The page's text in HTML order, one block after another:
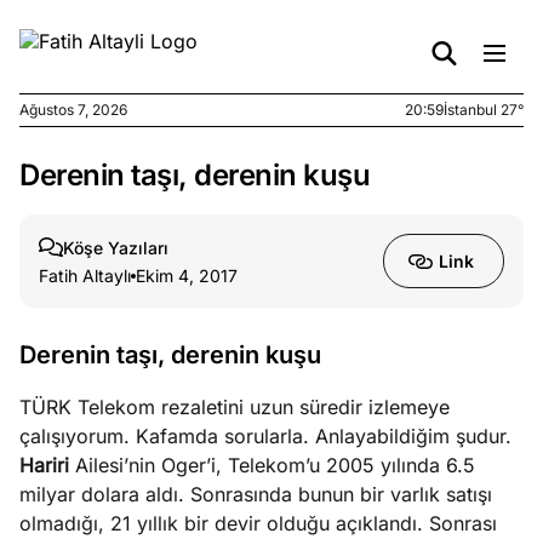
Ağustos
kirli
6, 2026
yasalar
Ağustos 7, 2026 20:59İstanbul 27°
Derenin taşı, derenin kuşu
Köşe Yazıları
Fatih Altaylı Ekim 4, 2017
Link
Derenin taşı, derenin kuşu
TÜRK Telekom rezaletini uzun süredir izlemeye
çalışıyorum. Kafamda sorularla. Anlayabildiğim şudur.
Hariri Ailesi’nin Oger’i, Telekom’u 2005 yılında 6.5
milyar dolara aldı. Sonrasında bunun bir varlık satışı
olmadığı, 21 yıllık bir devir olduğu açıklandı. Sonrası